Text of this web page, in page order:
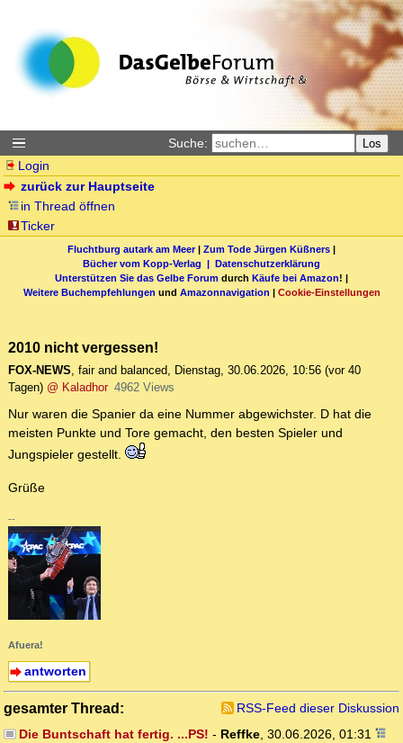
Suche: Los
Login
zurück zur Hauptseite
in Thread öffnen
Ticker
Fluchtburg autark am Meer| Zum Tode Jürgen Küßners |
Bücher vom Kopp-Verlag | Datenschutzerklärung
Unterstützen Sie das Gelbe Forum durch Käufe bei Amazon! |
Weitere Buchempfehlungen und Amazonnavigation | Cookie-Einstellungen
2010 nicht vergessen!
FOX-NEWS, fair and balanced, Dienstag, 30.06.2026, 10:56 (vor 40
Tagen) @ Kaladhor 4962 Views
Nur waren die Spanier da eine Nummer abgewichster. D hat die
meisten Punkte und Tore gemacht, den besten Spieler und
Jungspieler gestellt.
Grüße
--
Afuera!
antworten
gesamter Thread:
RSS-Feed dieser Diskussion
Die Buntschaft hat fertig. ...PS! - Reffke, 30.06.2026, 01:31